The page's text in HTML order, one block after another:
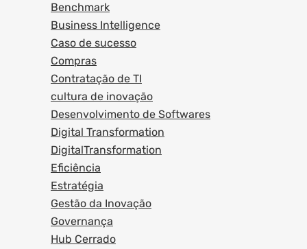
Benchmark
Business Intelligence
Caso de sucesso
Compras
Contratação de TI
cultura de inovação
Desenvolvimento de Softwares
Digital Transformation
DigitalTransformation
Eficiência
Estratégia
Gestão da Inovação
Governança
Hub Cerrado